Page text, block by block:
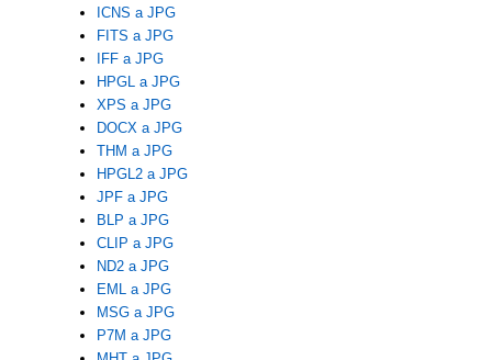
ICNS a JPG
FITS a JPG
IFF a JPG
HPGL a JPG
XPS a JPG
DOCX a JPG
THM a JPG
HPGL2 a JPG
JPF a JPG
BLP a JPG
CLIP a JPG
ND2 a JPG
EML a JPG
MSG a JPG
P7M a JPG